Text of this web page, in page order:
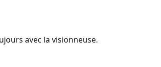
avec la visionneuse.